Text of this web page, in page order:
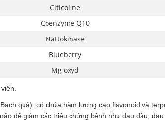
Citicoline
Coenzyme Q10
Nattokinase
Blueberry
Mg oxyd
quả): có chứa hàm lượng cao flavonoid và
để giảm các triệu chứng bệnh như đau đầu,